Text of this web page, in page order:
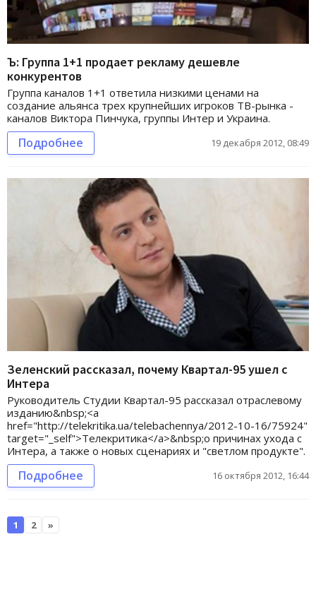
Ъ: Группа 1+1 продает рекламу дешевле
конкурентов
Группа каналов 1+1 ответила низкими ценами на
создание альянса трех крупнейших игроков ТВ-рынка -
каналов Виктора Пинчука, группы Интер и Украина.
Подробнее 19 декабря 2012, 08:49
Зеленский рассказал, почему Квартал-95 ушел с
Интера
Руководитель Студии Квартал-95 рассказал отраслевому
изданию&nbsp;<a
href="http://telekritika.ua/telebachennya/2012-10-16/75924"
target="_self">Телекритика</a>&nbsp;о причинах ухода с
Интера, а также о новых сценариях и "светлом продукте".
Подробнее 16 октября 2012, 16:44
1 2 »